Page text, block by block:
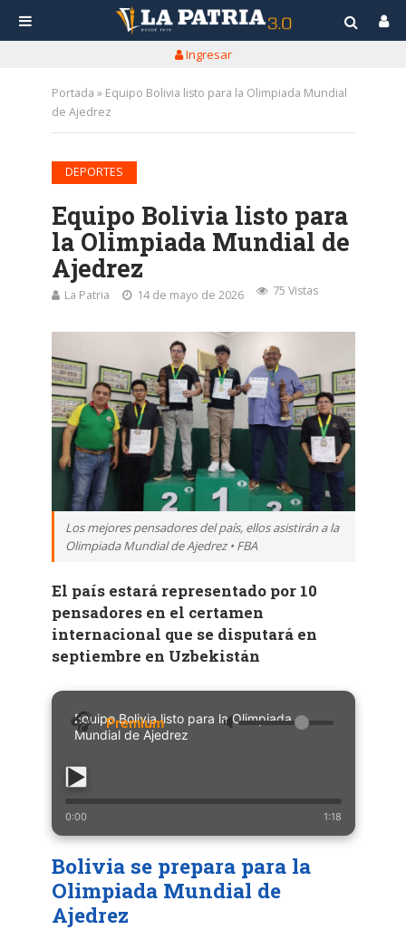
Ingresar
Portada » Equipo Bolivia listo para la Olimpiada Mundial
de Ajedrez
DEPORTES
Equipo Bolivia listo para
la Olimpiada Mundial de
Ajedrez
La Patria 14 de mayo de 2026 75 Vistas
Los mejores pensadores del país, ellos asistirán a la
Olimpiada Mundial de Ajedrez • FBA
El país estará representado por 10
pensadores en el certamen
internacional que se disputará en
septiembre en Uzbekistán
Equipo Bolivia listo para la Olimpiada
Mundial de Ajedrez
🔈
0:00 1:18
Bolivia se prepara para la
Olimpiada Mundial de
Ajedrez